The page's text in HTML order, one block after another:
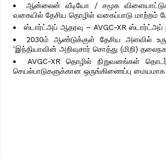
ஆன்லைன் வீடியோ / சமூக
வகையில் தேசிய தொழில் வகைப்பாடு மாற்றம்
ஸ்டார்ட்அப் ஆதரவு – AVGC-XR ஸ்டார்ட்அப்
2030ம் ஆண்டுக்குள் தேசிய அளவில்
'இந்தியாவின் அறிவுசார் சொத்து (மிறி)
AVGC-XR தொழில் நிறுவனங்கள்
செயல்பாடுகளுக்கான ஒருங்கிணைப்பு மையமாக